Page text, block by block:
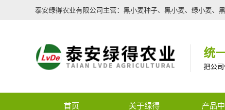
泰安绿得农业有限公司主营：黑小麦种子、黑小麦、绿小麦、
统
把公
首页 关于绿得 产品